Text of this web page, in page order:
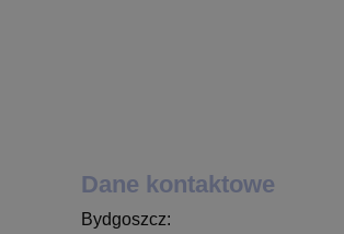
Dane kontaktowe
Bydgoszcz: